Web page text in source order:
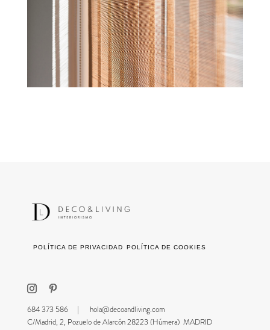
POLÍTICA DE PRIVACIDAD POLÍTICA DE COOKIES
684 373 586 | hola@decoandliving.com
C/Madrid, 2, Pozuelo de Alarcón 28223 (Húmera) MADRID